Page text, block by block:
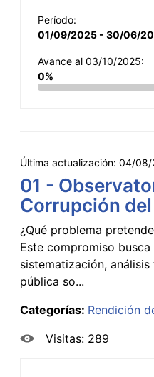
Período:
01/09/2025 - 30/06/
Avance al 03/10/2025:
0%
Última actualización: 04/08/
01 -
Corrupción
¿Qué problema
Este compromiso
sistematización,
pública so...
Categorías: Rendición
Visitas: 289